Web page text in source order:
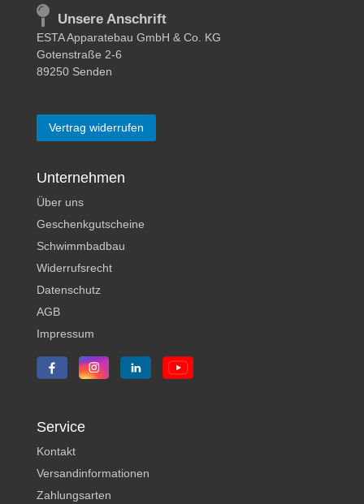
Unsere Anschrift
ESTA Apparatebau GmbH & Co. KG
Gotenstraße 2-6
89250 Senden
Vertrag widerrufen
Unternehmen
Über uns
Geschenkgutscheine
Schwimmbadbau
Widerrufsrecht
Datenschutz
AGB
Impressum
Service
Kontakt
Versandinformationen
Zahlungsarten